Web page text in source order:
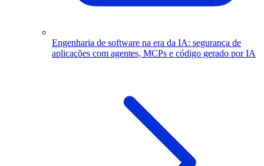
Engenharia de software na era da IA: segurança de
aplicações com agentes, MCPs e código gerado por IA